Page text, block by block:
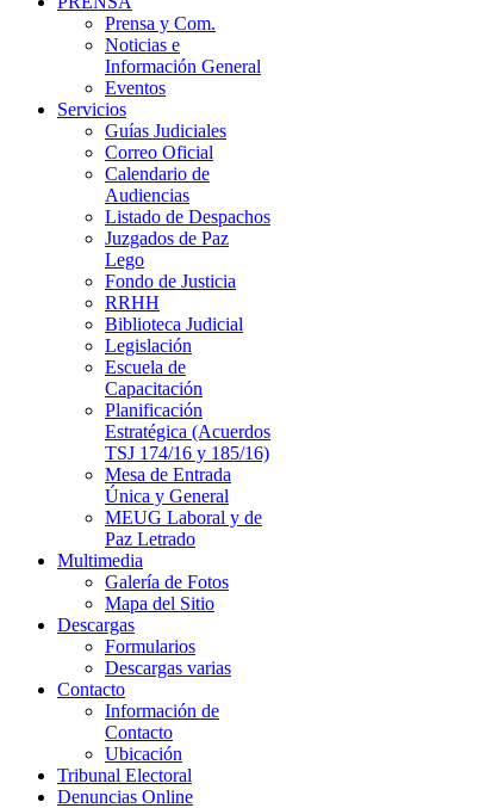
Prensa y Com.
Noticias e
Información General
Eventos
Servicios
Guías Judiciales
Correo Oficial
Calendario de
Audiencias
Listado de Despachos
Juzgados de Paz
Lego
Fondo de Justicia
RRHH
Biblioteca Judicial
Legislación
Escuela de
Capacitación
Planificación
Estratégica (Acuerdos
TSJ 174/16 y 185/16)
Mesa de Entrada
Única y General
MEUG Laboral y de
Paz Letrado
Multimedia
Galería de Fotos
Mapa del Sitio
Descargas
Formularios
Descargas varias
Contacto
Información de
Contacto
Ubicación
Tribunal Electoral
Denuncias Online